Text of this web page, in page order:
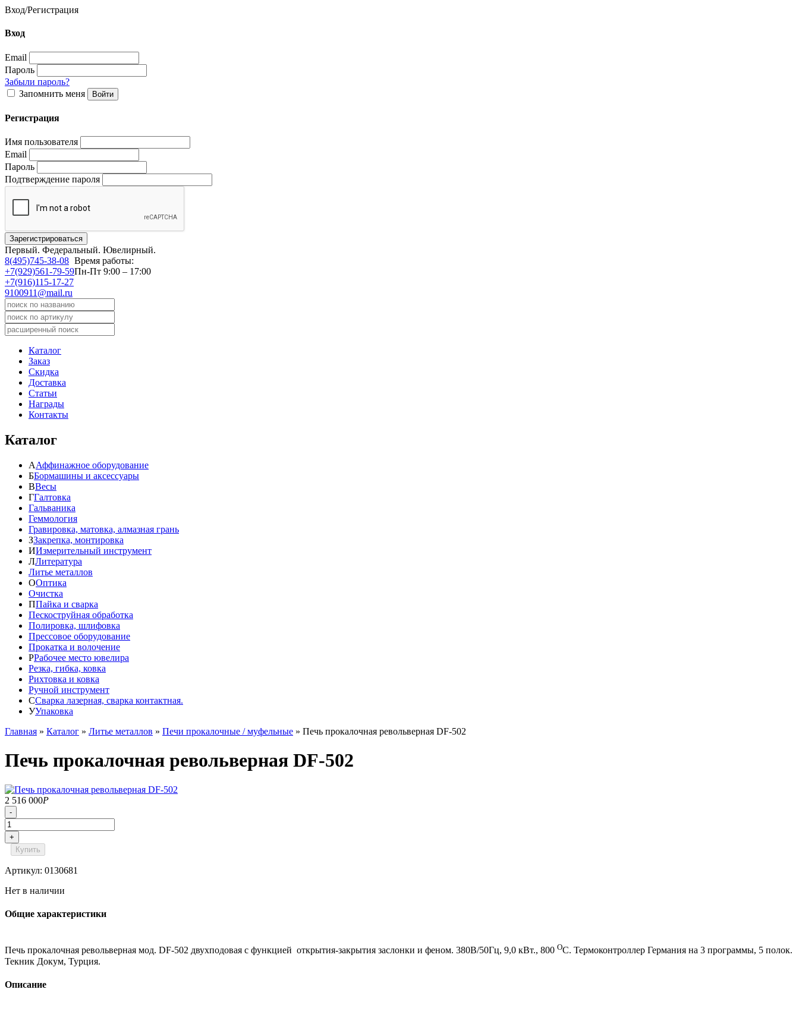
Вход/Регистрация
Вход
Email
Пароль
Забыли пароль?
Запомнить меня
Регистрация
Имя пользователя
Email
Пароль
Подтверждение пароля
Первый. Федеральный. Ювелирный.
8(495)745-38-08
+7(929)561-79-59
+7(916)115-17-27
9100911@mail.ru
Время работы:
Пн-Пт 9:00 – 17:00
Каталог
Заказ
Скидка
Доставка
Статьи
Награды
Контакты
Каталог
ААффинажное оборудование
ББормашины и аксессуары
ВВесы
ГГалтовка
Гальваника
Геммология
Гравировка, матовка, алмазная грань
ЗЗакрепка, монтировка
ИИзмерительный инструмент
ЛЛитература
Литье металлов
ООптика
Очистка
ППайка и сварка
Пескоструйная обработка
Полировка, шлифовка
Прессовое оборудование
Прокатка и волочение
РРабочее место ювелира
Резка, гибка, ковка
Рихтовка и ковка
Ручной инструмент
ССварка лазерная, сварка контактная.
УУпаковка
Главная » Каталог » Литье металлов » Печи прокалочные / муфельные » Печь прокалочная револьверная DF-502
Печь прокалочная револьверная DF-502
2 516 000Р
-
+
Купить
Артикул: 0130681
Нет в наличии
Общие характеристики
Печь прокалочная револьверная мод. DF-502 двухподовая с функцией открытия-закрытия заслонки и феном. 380В/50Гц, 9,0 кВт., 800 ОС. Термоконтроллер Германия на 3 программы, 5 полок.
Текник Докум, Турция.
Описание